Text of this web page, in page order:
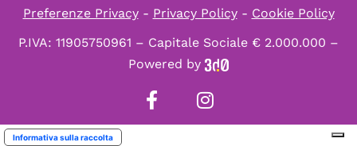
Preferenze Privacy- Privacy Policy- Cookie Policy
P.IVA: 11905750961 – Capitale Sociale € 2.000.000 –
Powered by
Informativa sulla raccolta